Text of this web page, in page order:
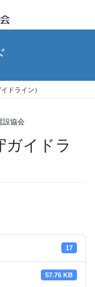
ドライン）
設協会
ガイドラ
17
57.76 KB